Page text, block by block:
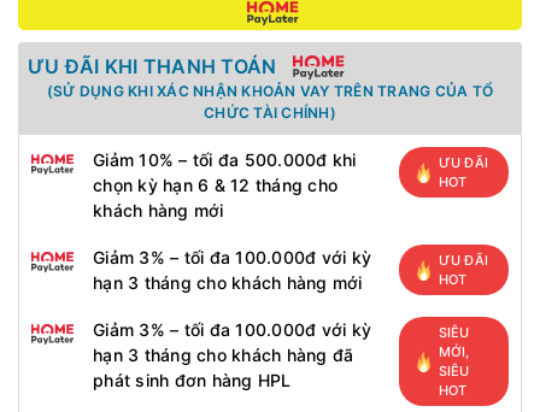
ƯU ĐÃI KHI THANH TOÁN
(SỬ DỤNG KHI XÁC NHẬN KHOẢN VAY TRÊN TRANG CỦA TỔ
CHỨC TÀI CHÍNH)
Giảm 10% – tối đa 500.000đ khi
chọn kỳ hạn 6 & 12 tháng cho
khách hàng mới
ƯU ĐÃI
HOT
Giảm 3% – tối đa 100.000đ với kỳ
hạn 3 tháng cho khách hàng mới
ƯU ĐÃI
HOT
Giảm 3% – tối đa 100.000đ với kỳ
hạn 3 tháng cho khách hàng đã
phát sinh đơn hàng HPL
SIÊU
MỚI,
SIÊU
HOT